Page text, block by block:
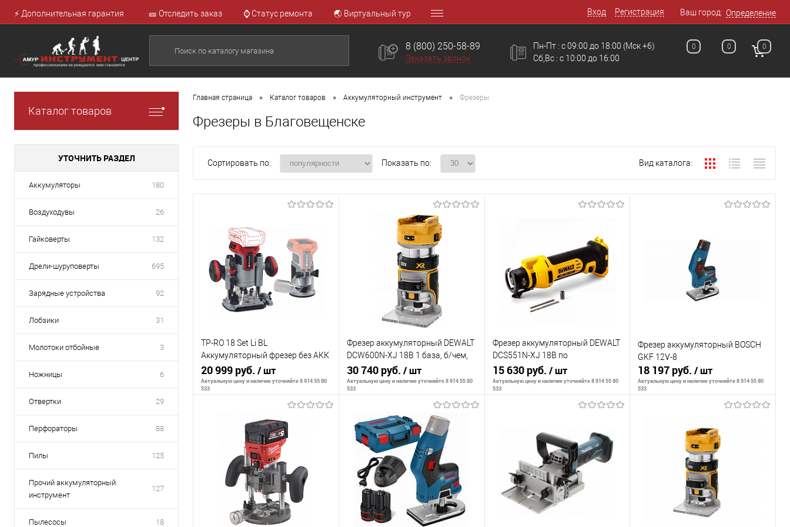
⚡ Дополнительная гарантия 🎫 Отследить заказ ⌚ Статус ремонта 🌏 Виртуальный тур Вход Регистрация Ваш город: Определение
8 (800) 250-58-89
Заказать звонок
Пн-Пт : с 09:00 до 18:00
Сб,Вс : c 10:00 до 16:00
(Мск +6) 0 0 0
Каталог товаров
УТОЧНИТЬ РАЗДЕЛ
Аккумуляторы 180
Воздуходувы 26
Гайковерты 132
Дрели-шуруповерты 695
Зарядные устройства 92
Лобзики 31
Молотоки отбойные 3
Ножницы 6
Отвертки 29
Перфораторы 88
Пилы 125
Прочий аккумуляторный
инструмент
127
Пылесосы 18
Главная страница • Каталог товаров • Аккумуляторный инструмент • Фрезеры
Фрезеры в Благовещенске
Сортировать по: Показать по: Вид каталога:
TP-RO 18 Set Li BL
Аккумуляторный фрезер без АКК
и ЗУ
20 999 руб. / шт
Актуальную цену и наличие уточняйте 8 914 55 80
533
В корзину
К сравнению
В избранное
В наличии
Фрезер аккумуляторный DEWALT
DCW600N-XJ 18В 1 база, б/чем,
б/бат
30 740 руб. / шт
Актуальную цену и наличие уточняйте 8 914 55 80
533
В корзину
К сравнению
В избранное
В наличии
Фрезер аккумуляторный DEWALT
DCS551N-XJ 18В по
гипсокартону, без.акк и ЗУ"
15 630 руб. / шт
Актуальную цену и наличие уточняйте 8 914 55 80
533
В корзину
К сравнению
В избранное
В наличии
Фрезер аккумуляторный BOSCH
GKF 12V-8
18 197 руб./ шт
Актуальную цену и наличие уточняйте 8 914 55 80
533
Сообщить о наличии
К сравнению
В избранное